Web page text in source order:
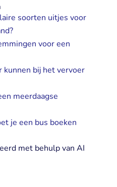
soorten uitjes voor
voor een
kunnen bij het vervoer
meerdaagse
je een bus boeken
met behulp van AI